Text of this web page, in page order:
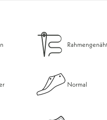
Normal